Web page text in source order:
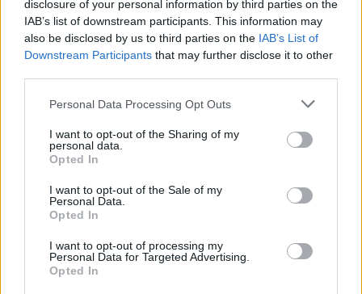
disclosure of your personal information by third parties on the
IAB’s list of downstream participants. This information may
also be disclosed by us to third parties on the IAB’s List of
Downstream Participants that may further disclose it to other
Personal Data Processing Opt Outs
I want to opt-out of the Sharing of my
personal data.
Opted In
I want to opt-out of the Sale of my
Personal Data.
Opted In
I want to opt-out of processing my
Personal Data for Targeted Advertising.
Opted In
Νέους Αντιπεριφερειάρχες όρισε ο Νίκος
09.08.2026 - 11.31